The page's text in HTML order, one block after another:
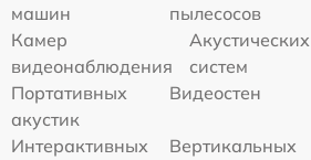
машин
пылесосов
Камер
видеонаблюдения
Акустических
систем
Портативных
акустик
Видеостен
Интерактивных
Вертикальных